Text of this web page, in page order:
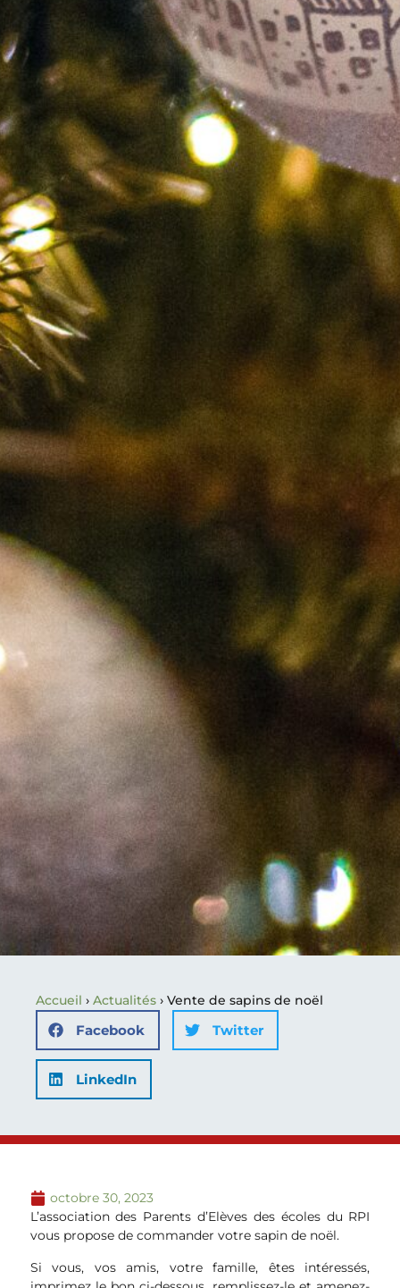
Accueil › Actualités › Vente de sapins de noël
Facebook Twitter
LinkedIn
octobre 30, 2023
L’association des Parents d’Elèves des écoles du RPI
vous propose de commander votre sapin de noël.
Si vous, vos amis, votre famille, êtes intéressés,